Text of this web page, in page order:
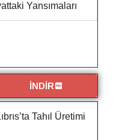
Yansımaları
İNDİR
Tahıl Üretimi